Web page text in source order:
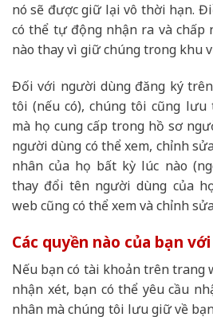
nó sẽ được giữ lại vô thời hạn.
có thể tự động nhận ra và
nào thay vì giữ chúng trong khu
Đối với người dùng đăng ký
tôi (nếu có), chúng tôi cũng
mà họ cung cấp trong hồ sơ
người dùng có thể xem, chỉnh
nhân của họ bất kỳ lúc nào
thay đổi tên người dùng của
web cũng có thể xem và chỉnh
Các quyền nào của bạn
Nếu bạn có tài khoản trên trang
nhận xét, bạn có thể yêu cầu
nhân mà chúng tôi lưu giữ về